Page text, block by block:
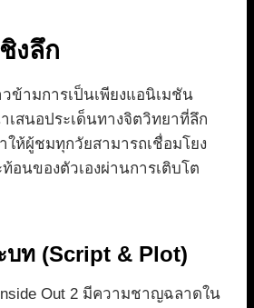
งลึก
ข้ามการเป็นเพียงแอนิเมชัน
เสนอประเด็นทางจิตวิทยาที่ลึก
ให้ผู้ชมทุกวัยสามารถเชื่อมโยง
อนของตัวเองผ่านการเติบโต
บท (Script & Plot)
Out 2 มีความชาญฉลาดใน